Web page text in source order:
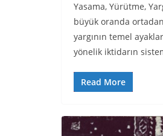
Yasama, Yürütme,
büyük oranda ortadan
yargının temel
yönelik iktidarın
Read More